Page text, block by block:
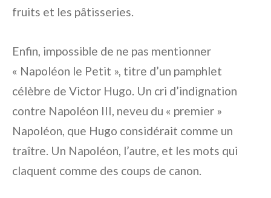
fruits et les pâtisseries.
Enfin, impossible de ne pas mentionner
« Napoléon le Petit », titre d’un pamphlet
célèbre de Victor Hugo. Un cri d’indignation
contre Napoléon III, neveu du « premier »
Napoléon, que Hugo considérait comme un
traître. Un Napoléon, l’autre, et les mots qui
claquent comme des coups de canon.